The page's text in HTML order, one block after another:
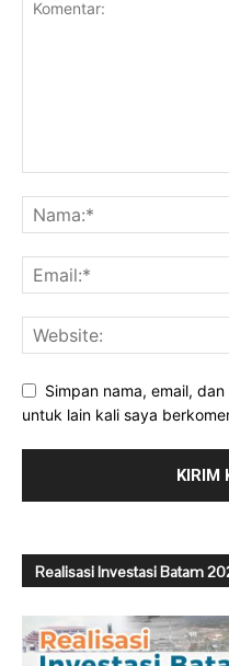
Simpan nama, email,
untuk lain kali saya
Realisasi Investasi Batam